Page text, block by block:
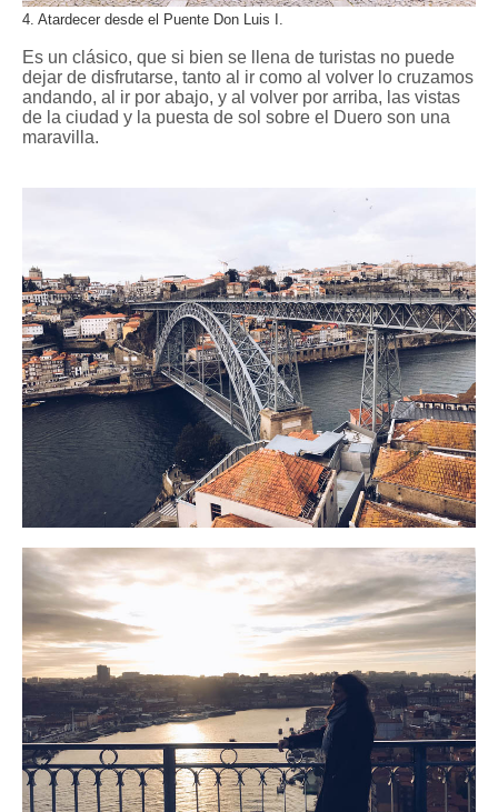
4. Atardecer desde el Puente Don Luis I.
Es un clásico, que si bien se llena de turistas no puede
dejar de disfrutarse, tanto al ir como al volver lo cruzamos
andando, al ir por abajo, y al volver por arriba, las vistas
de la ciudad y la puesta de sol sobre el Duero son una
maravilla.